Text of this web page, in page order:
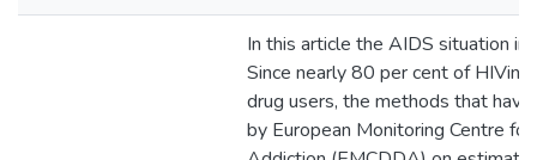
In this article the AIDS situation in
Since nearly 80 per cent of
drug users, the methods that
by European Monitoring Centre